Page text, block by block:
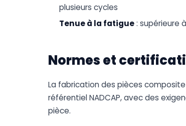
plusieurs cycles
Tenue à la fatigue: supérieure
Normes et
La fabrication des pièces
référentiel NADCAP, avec des
pièce.